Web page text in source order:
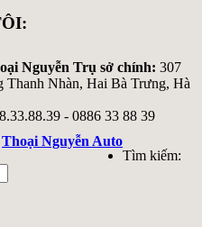
Nguyễn Trụ sở chính: 307
Thanh Nhàn, Hai Bà Trưng, Hà
- 0886 33 88 39
Thoại Nguyễn Auto
Tìm kiếm: